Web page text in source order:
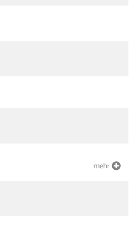
mehr